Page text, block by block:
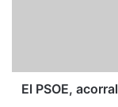
a
España
El PSOE,